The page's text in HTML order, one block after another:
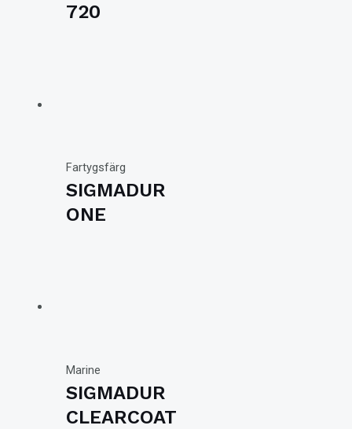
720
Fartygsfärg
SIGMADUR
ONE
Marine
SIGMADUR
CLEARCOAT